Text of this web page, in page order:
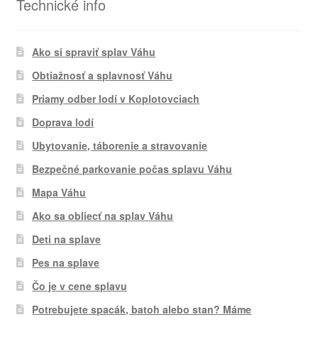
Technické info
Ako si spraviť splav Váhu
Obtiažnosť a splavnosť Váhu
Priamy odber lodí v Koplotovciach
Doprava lodí
Ubytovanie, táborenie a stravovanie
Bezpečné parkovanie počas splavu Váhu
Mapa Váhu
Ako sa obliecť na splav Váhu
Deti na splave
Pes na splave
Čo je v cene splavu
Potrebujete spacák, batoh alebo stan? Máme